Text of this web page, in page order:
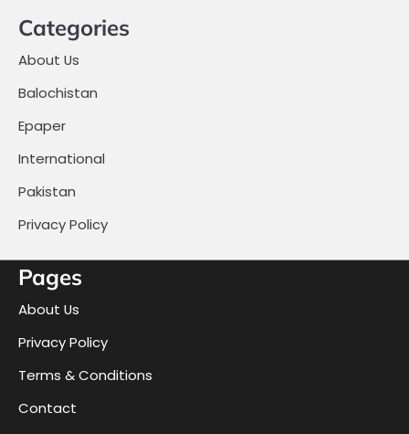
Categories
About Us
Balochistan
Epaper
International
Pakistan
Privacy Policy
Pages
About Us
Privacy Policy
Terms & Conditions
Contact